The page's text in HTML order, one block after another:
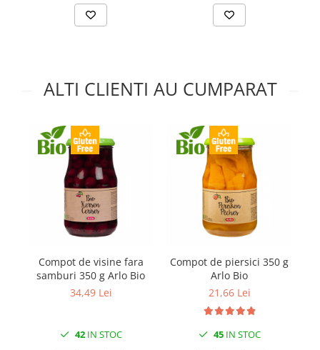
ALTI CLIENTI AU CUMPARAT
Compot de visine fara
samburi 350 g Arlo Bio
34,49 Lei
42IN STOC
Compot de piersici 350 g
Arlo Bio
21,66 Lei
45IN STOC